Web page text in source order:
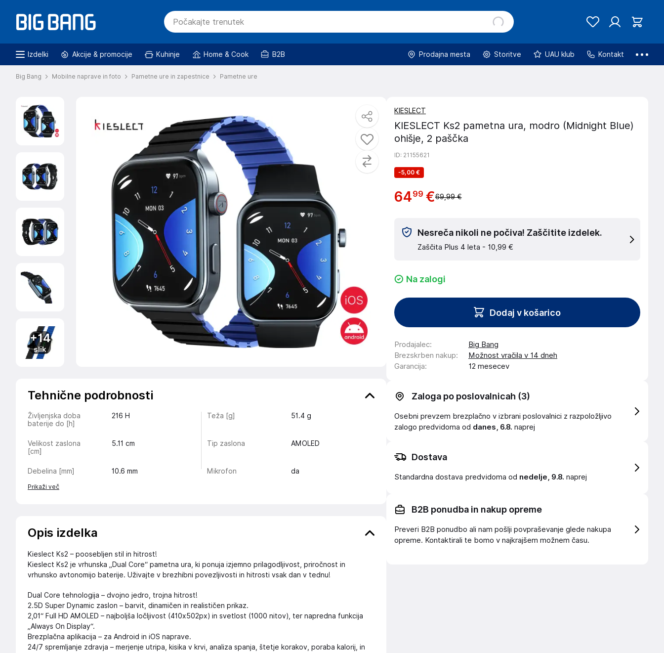
Izdelki Akcije & promocije Kuhinje Home & Cook B2B Prodajna mesta Storitve UAU klub Kontakt
Big Bang Mobilne naprave in foto Pametne ure in zapestnice Pametne ure
+14
slik
Tehnične podrobnosti
Življenjska doba
baterije do [h]
216 H Teža [g] 51.4 g
Velikost zaslona
[cm]
5.11 cm Tip zaslona AMOLED
Debelina [mm] 10.6 mm Mikrofon da
Prikaži več
Opis izdelka
Kieslect Ks2 – poosebljen stil in hitrost!
Kieslect Ks2 je vrhunska „Dual Core“ pametna ura, ki ponuja izjemno prilagodljivost, priročnost in
vrhunsko avtonomijo baterije. Uživajte v brezhibni povezljivosti in hitrosti vsak dan v tednu!
Dual Core tehnologija – dvojno jedro, trojna hitrost!
2.5D Super Dynamic zaslon – barvit, dinamičen in realističen prikaz.
2,01“ Full HD AMOLED – najboljša ločljivost (410x502px) in svetlost (1000 nitov), ter napredna funkcija
„Always On Display“.
Brezplačna aplikacija – za Android in iOS naprave.
24/7 spremljanje zdravja – merjenje utripa, kisika v krvi, analiza spanja, štetje korakov, poraba kalorij, in
KIESLECT
KIESLECT Ks2 pametna ura, modro (Midnight Blue)
ohišje, 2 paščka
ID: 21155621
-5,00 €
6499 €69,99 €
Nesreča nikoli ne počiva! Zaščitite izdelek.
Zaščita Plus 4 leta - 10,99 €
Na zalogi
Dodaj v košarico
Prodajalec:
Big Bang
Brezskrben nakup:
Možnost vračila v 14 dneh
Garancija: 12 mesecev
Zaloga po poslovalnicah (3)
Osebni prevzem brezplačno v izbrani poslovalnici z razpoložljivo
zalogo predvidoma od danes, 6.8. naprej
Dostava
Standardna dostava predvidoma od nedelje, 9.8. naprej
B2B ponudba in nakup opreme
Preveri B2B ponudbo ali nam pošlji povpraševanje glede nakupa
opreme. Kontaktirali te bomo v najkrajšem možnem času.